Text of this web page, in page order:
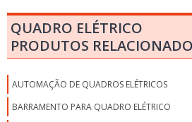
QUADRO ELÉTRICO
PRODUTOS
AUTOMAÇÃO DE QUADROS ELÉTRICOS
BARRAMENTO PARA QUADRO ELÉTRICO